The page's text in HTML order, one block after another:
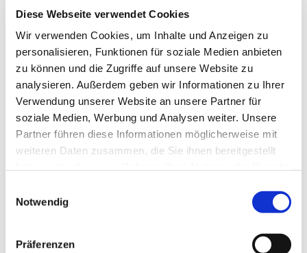
Diese Webseite verwendet Cookies
Wir verwenden Cookies, um Inhalte und Anzeigen zu
personalisieren, Funktionen für soziale Medien anbieten
zu können und die Zugriffe auf unsere Website zu
analysieren. Außerdem geben wir Informationen zu Ihrer
Verwendung unserer Website an unsere Partner für
soziale Medien, Werbung und Analysen weiter. Unsere
Partner führen diese Informationen möglicherweise mit
weiteren Daten zusammen, die Sie ihnen bereitgestellt
Notwendig
Präferenzen
Pfarrerin Kirsten Sowa, Pfarrer Uwe
Gerstenkorn, Konfi-Team